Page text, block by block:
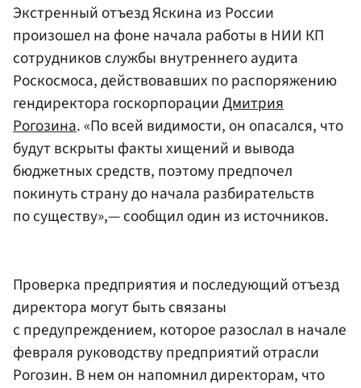
Экстренный отъезд Яскина из России
произошел на фоне начала работы в НИИ КП
сотрудников службы внутреннего аудита
Роскосмоса, действовавших по распоряжению
гендиректора госкорпорацииДмитрия
Рогозина. «По всей видимости, он опасался, что
будут вскрыты факты хищений и вывода
бюджетных средств, поэтому предпочел
покинуть страну до начала разбирательств
по существу»,— сообщил один из источников.
Проверка предприятия и последующий отъезд
директора могут быть связаны
с предупреждением, которое разослал в начале
февраля руководству предприятий отрасли
Рогозин. В нем он напомнил директорам, что